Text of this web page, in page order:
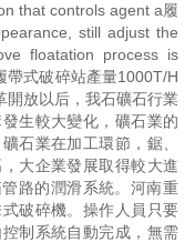
that controls agent a履
still adjust the
floatation process is
帶式破碎站產量1000T/H
開放以后，我石礦石行業
生較大變化，礦石業的
石業在加工環節，鋸、
大企業發展取得較大進
路的潤滑系統。河南重
破碎機。操作人員只要
制系統自動完成，無需